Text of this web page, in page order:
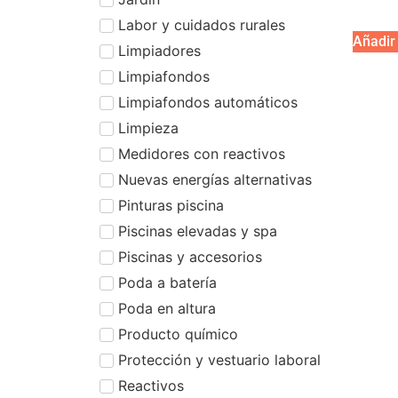
Labor y cuidados rurales
Limpiadores
Limpiafondos
Limpiafondos automáticos
Limpieza
Medidores con reactivos
Nuevas energías alternativas
Pinturas piscina
Piscinas elevadas y spa
Piscinas y accesorios
Poda a batería
Poda en altura
Producto químico
Protección y vestuario laboral
Reactivos